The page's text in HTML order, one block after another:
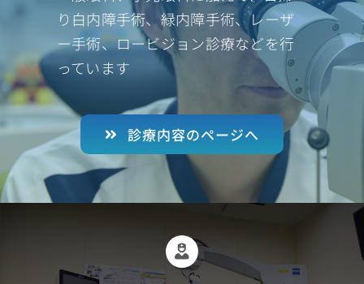
り白内障手術、緑内障手術、レーザ
ー手術、ロービジョン診療などを行
っています
診療内容のページへ